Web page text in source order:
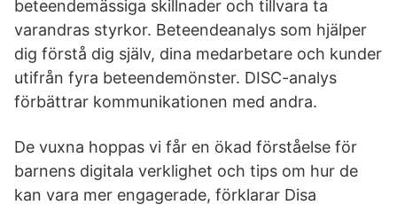
beteendemässiga skillnader och tillvara ta
varandras styrkor. Beteendeanalys som hjälper
dig förstå dig själv, dina medarbetare och kunder
utifrån fyra beteendemönster. DISC-analys
förbättrar kommunikationen med andra.
De vuxna hoppas vi får en ökad förståelse för
barnens digitala verklighet och tips om hur de
kan vara mer engagerade, förklarar Disa